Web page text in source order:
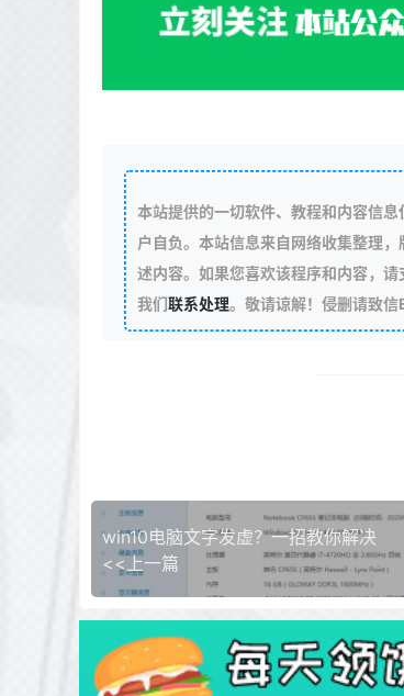
本站提供的一切软件、教程和内容信
户自负。本站信息来自网络收集整理
述内容。如果您喜欢该程序和内容，
我们联系处理。敬请谅解！侵删请致
win10电脑文字发虚？一招教你解决
<<上一篇